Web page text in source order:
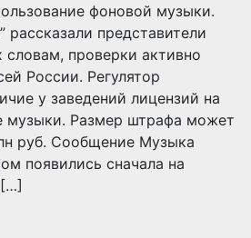
фоновой музыки.
рассказали представители
словам, проверки активно
России. Регулятор
у заведений лицензий на
музыки. Размер штрафа может
руб. Сообщение Музыка
появились сначала на